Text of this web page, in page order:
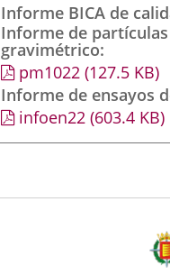
Informe BICA de
Informe de
gravimétrico
pm1022 (127.5 KB)
Informe de ensayos
infoen22 (603.4 KB)